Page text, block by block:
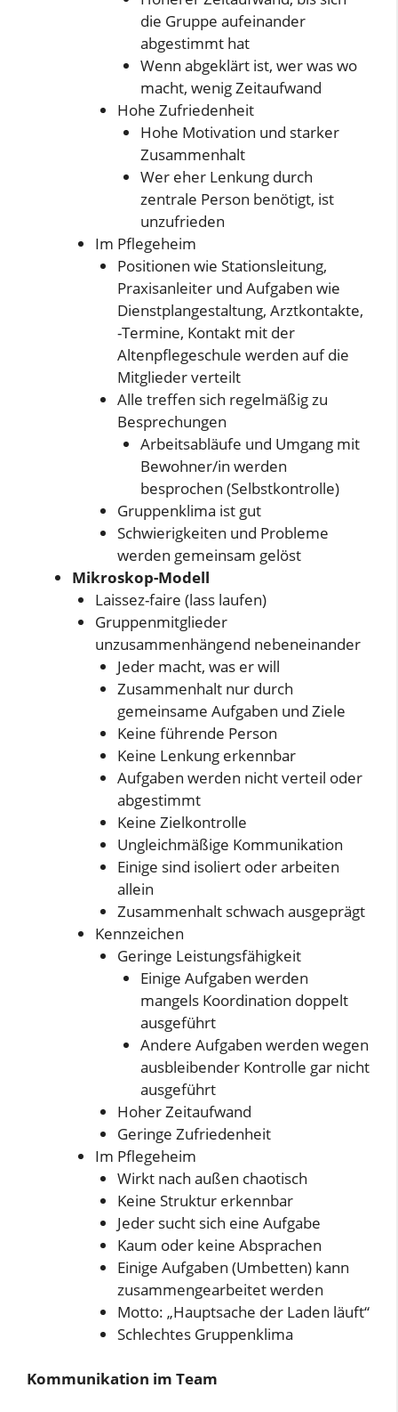
die Gruppe aufeinander
abgestimmt hat
Wenn abgeklärt ist, wer was wo
macht, wenig Zeitaufwand
Hohe Zufriedenheit
Hohe Motivation und starker
Zusammenhalt
Wer eher Lenkung durch
zentrale Person benötigt, ist
unzufrieden
Im Pflegeheim
Positionen wie Stationsleitung,
Praxisanleiter und Aufgaben wie
Dienstplangestaltung, Arztkontakte,
-Termine, Kontakt mit der
Altenpflegeschule werden auf die
Mitglieder verteilt
Alle treffen sich regelmäßig zu
Besprechungen
Arbeitsabläufe und Umgang mit
Bewohner/in werden
besprochen (Selbstkontrolle)
Gruppenklima ist gut
Schwierigkeiten und Probleme
werden gemeinsam gelöst
Mikroskop-Modell
Laissez-faire (lass laufen)
Gruppenmitglieder
unzusammenhängend nebeneinander
Jeder macht, was er will
Zusammenhalt nur durch
gemeinsame Aufgaben und Ziele
Keine führende Person
Keine Lenkung erkennbar
Aufgaben werden nicht verteil oder
abgestimmt
Keine Zielkontrolle
Ungleichmäßige Kommunikation
Einige sind isoliert oder arbeiten
allein
Zusammenhalt schwach ausgeprägt
Kennzeichen
Geringe Leistungsfähigkeit
Einige Aufgaben werden
mangels Koordination doppelt
ausgeführt
Andere Aufgaben werden wegen
ausbleibender Kontrolle gar nicht
ausgeführt
Hoher Zeitaufwand
Geringe Zufriedenheit
Im Pflegeheim
Wirkt nach außen chaotisch
Keine Struktur erkennbar
Jeder sucht sich eine Aufgabe
Kaum oder keine Absprachen
Einige Aufgaben (Umbetten) kann
zusammengearbeitet werden
Motto: „Hauptsache der Laden läuft“
Schlechtes Gruppenklima
Kommunikation im Team